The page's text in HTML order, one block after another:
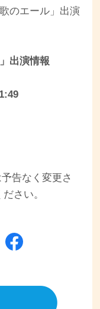
のエール」出演
出演情報
告なく変更さ
さい。